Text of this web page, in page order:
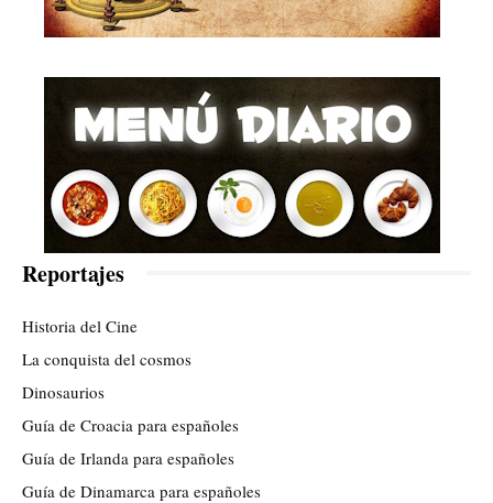
Reportajes
Historia del Cine
La conquista del cosmos
Dinosaurios
Guía de Croacia para españoles
Guía de Irlanda para españoles
Guía de Dinamarca para españoles